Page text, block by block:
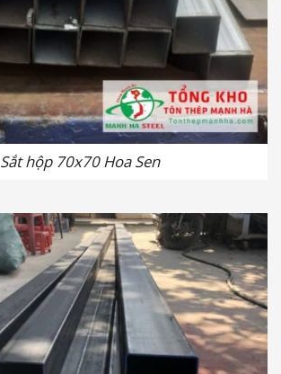
Sắt hộp 70x70 Hoa Sen